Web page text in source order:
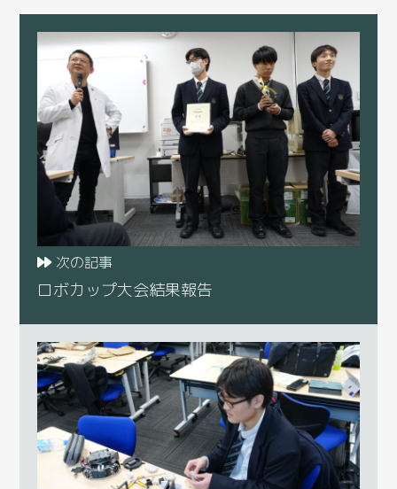
次の記事
ロボカップ大会結果報告